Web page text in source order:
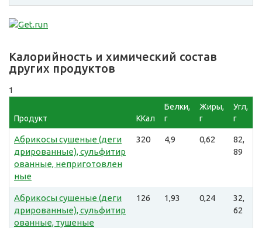
Калорийность и химический состав
других продуктов
1
Продукт ККал
Белки,
г
Жиры,
г
Угл,
г
Абрикосы сушеные (деги
дрированные), сульфитир
ованные, неприготовлен
ные
320 4,9 0,62
82,
89
Абрикосы сушеные (деги
дрированные), сульфитир
ованные, тушеные
126 1,93 0,24
32,
62